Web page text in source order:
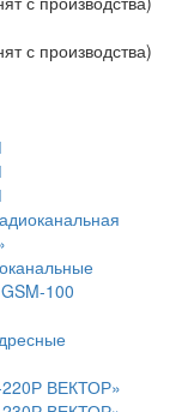
с производства)
100
ВЕКТОР»